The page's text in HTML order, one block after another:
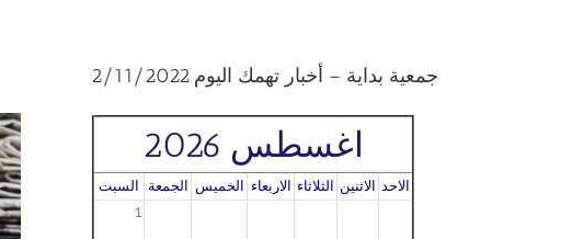
جمعية بداية – أخبار تهمك اليوم 2/11/2022
اغسطس 2026
الاحد الاثنين الثلاثاء الاربعاء الخميس الجمعة السبت
1